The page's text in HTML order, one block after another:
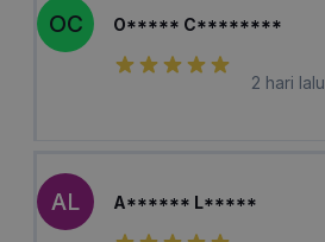
OC O***** C********
2 hari lalu
AL A****** L*****